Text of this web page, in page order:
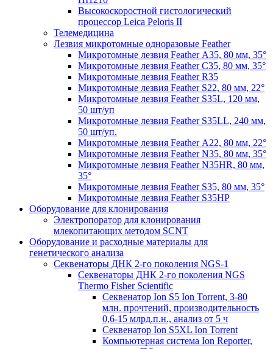
Высокоскоростной гистологический
процессор Leica Peloris II
Телемедицина
Лезвия микротомные одноразовые Feather
Микротомные лезвия Feather А35, 80 мм, 35°
Микротомные лезвия Feather С35, 80 мм, 35°
Микротомные лезвия Feather R35
Микротомные лезвия Feather S22, 80 мм, 22°
Микротомные лезвия Feather S35L, 120 мм,
50 шт/уп
Микротомные лезвия Feather S35LL, 240 мм,
50 шт/уп.
Микротомные лезвия Feather А22, 80 мм, 22°
Микротомные лезвия Feather N35, 80 мм, 35°
Микротомные лезвия Feather N35HR, 80 мм,
35°
Микротомные лезвия Feather S35, 80 мм, 35°
Микротомные лезвия Feather S35HP
Оборудование для клонирования
Электропоратор для клонирования
млекопитающих методом SCNT
Оборудование и расходные материалы для
генетического анализа
Секвенаторы ДНК 2-го поколения NGS-1
Секвенаторы ДНК 2-го поколения NGS
Thermo Fisher Scientific
Секвенатор Ion S5 Ion Torrent, 3-80
млн. прочтений, производительность
0,6-15 млрд.п.н., анализ от 5 ч
Секвенатор Ion S5XL Ion Torrent
Компьютерная система Ion Reporter,